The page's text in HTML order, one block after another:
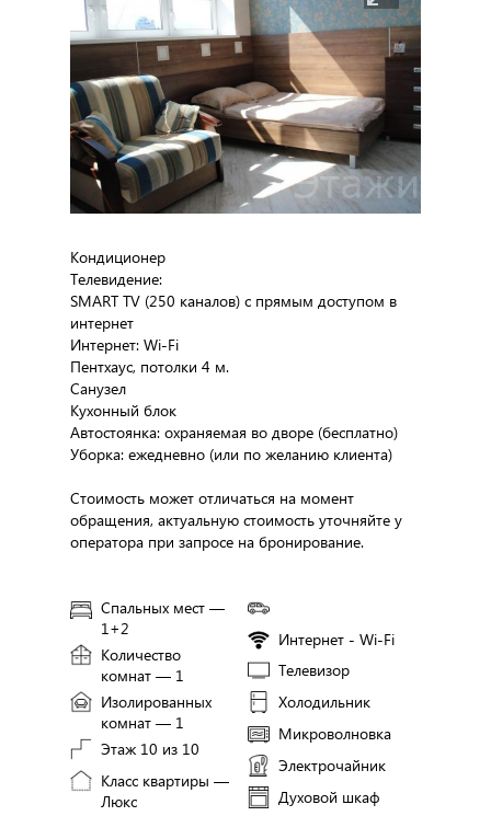
Кондиционер
Телевидение:
SMART TV (250 каналов) с прямым доступом в
интернет
Интернет: Wi-Fi
Пентхаус, потолки 4 м.
Санузел
Кухонный блок
Автостоянка: охраняемая во дворе (бесплатно)
Уборка: ежедневно (или по желанию клиента)
Стоимость может отличаться на момент
обращения, актуальную стоимость уточняйте у
оператора при запросе на бронирование.
Спальных мест —
1+2
Количество
комнат — 1
Изолированных
комнат — 1
Этаж 10 из 10
Класс квартиры —
Люкс
Интернет - Wi-Fi
Телевизор
Холодильник
Микроволновка
Электрочайник
Духовой шкаф